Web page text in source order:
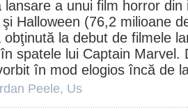
lansare a unui film horror din
Halloween (76,2 milioane
la debut de filmele
spatele lui Captain Marvel.
în mod elogios încă de
Peele, Us